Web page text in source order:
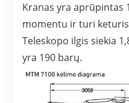
Kranas yra aprūpintas
momentu ir turi
Teleskopo ilgis siekia
yra 190 barų.